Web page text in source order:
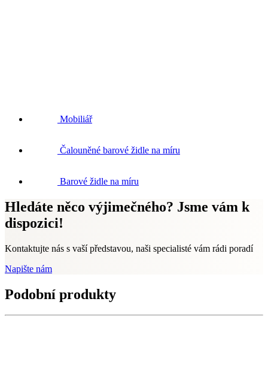
Mobiliář
Čalouněné barové židle na míru
Barové židle na míru
Hledáte něco výjimečného? Jsme vám k
dispozici!
Kontaktujte nás s vaší představou, naši specialisté vám rádi poradí
Napište nám
Podobní produkty